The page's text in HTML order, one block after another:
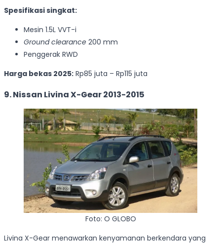
Spesifikasi singkat:
Mesin 1.5L VVT-i
Ground clearance 200 mm
Penggerak RWD
Harga bekas 2025: Rp85 juta – Rp115 juta
9. Nissan Livina X-Gear 2013-2015
Foto: O GLOBO
Livina X-Gear menawarkan kenyamanan berkendara yang